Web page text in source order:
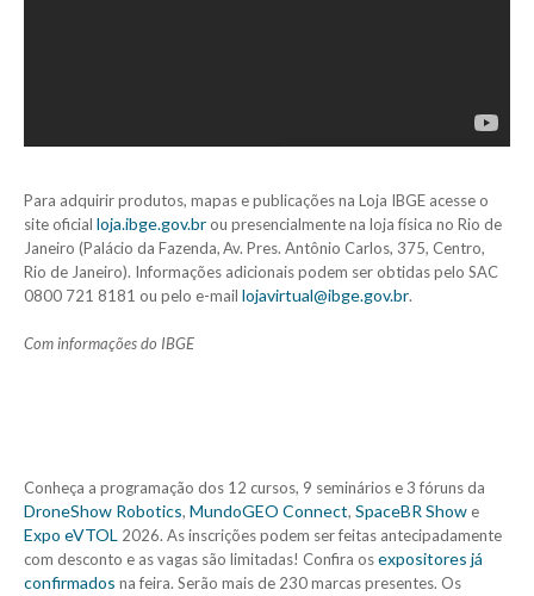
Para adquirir produtos, mapas e publicações na Loja IBGE acesse o
site oficial loja.ibge.gov.br ou presencialmente na loja física no Rio de
Janeiro (Palácio da Fazenda, Av. Pres. Antônio Carlos, 375, Centro,
Rio de Janeiro). Informações adicionais podem ser obtidas pelo SAC
0800 721 8181 ou pelo e-mail lojavirtual@ibge.gov.br.
Com informações do IBGE
Conheça a programação dos 12 cursos, 9 seminários e 3 fóruns da
DroneShow Robotics, MundoGEO Connect, SpaceBR Show e
Expo eVTOL 2026. As inscrições podem ser feitas antecipadamente
com desconto e as vagas são limitadas! Confira osexpositores já
confirmados na feira. Serão mais de 230 marcas presentes. Os